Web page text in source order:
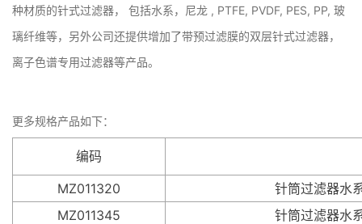
种材质的针式过滤器， 包括水系，尼龙 , PTFE, PVDF, PES, PP, 玻
璃纤维等，另外公司还提供增加了带预过滤膜的双层针式过滤器，
离子色谱专用过滤器等产品。
更多规格产品如下：
编码
MZ011320
针筒过滤器水
MZ011345
针筒过滤器水